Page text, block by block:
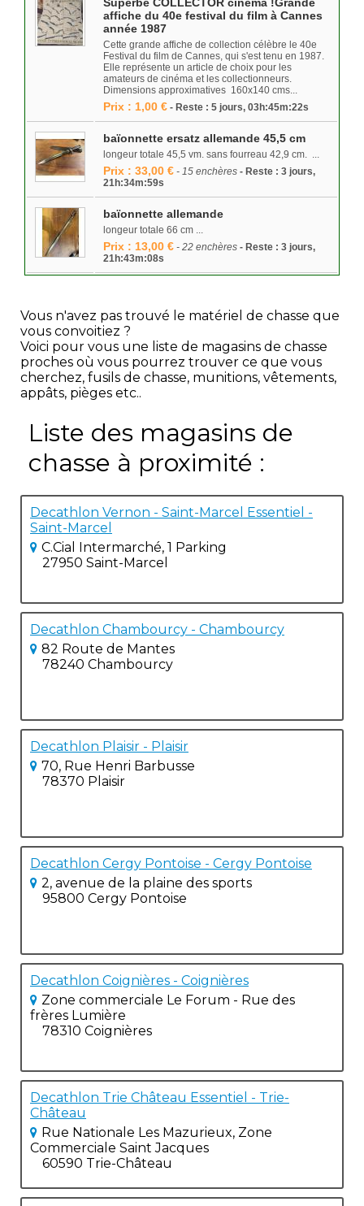
affiche du 40e festival du film à Cannes
année 1987
Cette grande affiche de collection célèbre le 40e
Festival du film de Cannes, qui s'est tenu en 1987.
Elle représente un article de choix pour les
amateurs de cinéma et les collectionneurs.
Dimensions approximatives 160x140 cms...
Prix : 1,00 € - Reste : 5 jours, 03h:45m:22s
baïonnette ersatz allemande 45,5 cm
longeur totale 45,5 vm. sans fourreau 42,9 cm. ...
Prix : 33,00 € - 15 enchères - Reste : 3 jours,
21h:34m:59s
baïonnette allemande
longeur totale 66 cm ...
Prix : 13,00 € - 22 enchères - Reste : 3 jours,
21h:43m:08s
Vous n'avez pas trouvé le matériel de chasse que
vous convoitiez ?
Voici pour vous une liste de magasins de chasse
proches où vous pourrez trouver ce que vous
cherchez, fusils de chasse, munitions, vêtements,
appâts, pièges etc..
Liste des magasins de
chasse à proximité :
Decathlon Vernon - Saint-Marcel Essentiel -
Saint-Marcel
C.Cial Intermarché, 1 Parking
27950 Saint-Marcel
Decathlon Chambourcy - Chambourcy
82 Route de Mantes
78240 Chambourcy
Decathlon Plaisir - Plaisir
70, Rue Henri Barbusse
78370 Plaisir
Decathlon Cergy Pontoise - Cergy Pontoise
2, avenue de la plaine des sports
95800 Cergy Pontoise
Decathlon Coignières - Coignières
Zone commerciale Le Forum - Rue des
frères Lumière
78310 Coignières
Decathlon Trie Château Essentiel - Trie-
Château
Rue Nationale Les Mazurieux, Zone
Commerciale Saint Jacques
60590 Trie-Château